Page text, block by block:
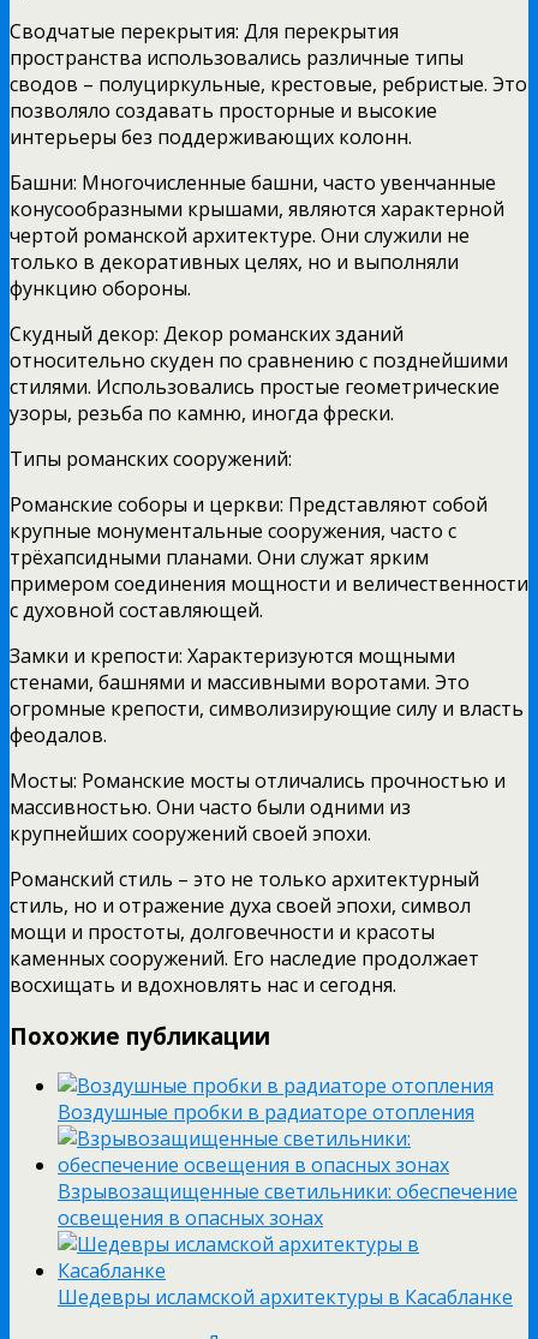
Сводчатые перекрытия: Для перекрытия
пространства использовались различные типы
сводов – полуциркульные, крестовые, ребристые. Это
позволяло создавать просторные и высокие
интерьеры без поддерживающих колонн.
Башни: Многочисленные башни, часто увенчанные
конусообразными крышами, являются характерной
чертой романской архитектуре. Они служили не
только в декоративных целях, но и выполняли
функцию обороны.
Скудный декор: Декор романских зданий
относительно скуден по сравнению с позднейшими
стилями. Использовались простые геометрические
узоры, резьба по камню, иногда фрески.
Типы романских сооружений:
Романские соборы и церкви: Представляют собой
крупные монументальные сооружения, часто с
трёхапсидными планами. Они служат ярким
примером соединения мощности и величественности
с духовной составляющей.
Замки и крепости: Характеризуются мощными
стенами, башнями и массивными воротами. Это
огромные крепости, символизирующие силу и власть
феодалов.
Мосты: Романские мосты отличались прочностью и
массивностью. Они часто были одними из
крупнейших сооружений своей эпохи.
Романский стиль – это не только архитектурный
стиль, но и отражение духа своей эпохи, символ
мощи и простоты, долговечности и красоты
каменных сооружений. Его наследие продолжает
восхищать и вдохновлять нас и сегодня.
Похожие публикации
Воздушные пробки в радиаторе отопления
Взрывозащищенные светильники: обеспечение
освещения в опасных зонах
Шедевры исламской архитектуры в Касабланке